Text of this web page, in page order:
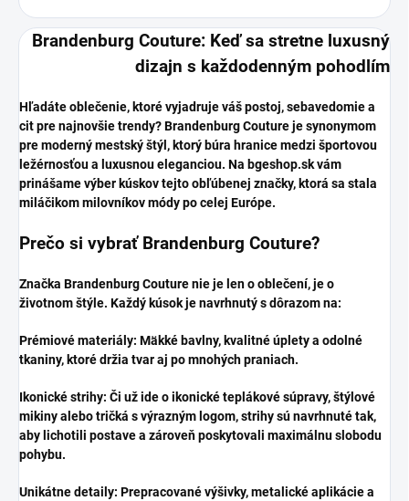
Brandenburg Couture: Keď sa stretne luxusný
dizajn s každodenným pohodlím
​Hľadáte oblečenie, ktoré vyjadruje váš postoj, sebavedomie a
cit pre najnovšie trendy? Brandenburg Couture je synonymom
pre moderný mestský štýl, ktorý búra hranice medzi športovou
ležérnosťou a luxusnou eleganciou. Na bgeshop.sk vám
prinášame výber kúskov tejto obľúbenej značky, ktorá sa stala
miláčikom milovníkov módy po celej Európe.
​Prečo si vybrať Brandenburg Couture?
​Značka Brandenburg Couture nie je len o oblečení, je o
životnom štýle. Každý kúsok je navrhnutý s dôrazom na:
​Prémiové materiály: Mäkké bavlny, kvalitné úplety a odolné
tkaniny, ktoré držia tvar aj po mnohých praniach.
​Ikonické strihy: Či už ide o ikonické teplákové súpravy, štýlové
mikiny alebo tričká s výrazným logom, strihy sú navrhnuté tak,
aby lichotili postave a zároveň poskytovali maximálnu slobodu
pohybu.
​Unikátne detaily: Prepracované výšivky, metalické aplikácie a